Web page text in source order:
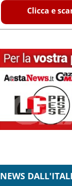
Clicca e
NEWS